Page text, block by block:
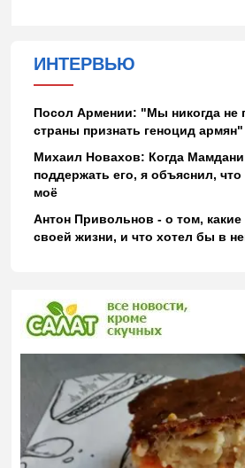
ИНТЕРВЬЮ
Посол Армении: "Мы никогда не
страны признать геноцид армян"
Михаил Новахов: Когда
поддержать его, я объяснил,
моё
Антон Привольнов - о том, какие
своей жизни, и что хотел бы в